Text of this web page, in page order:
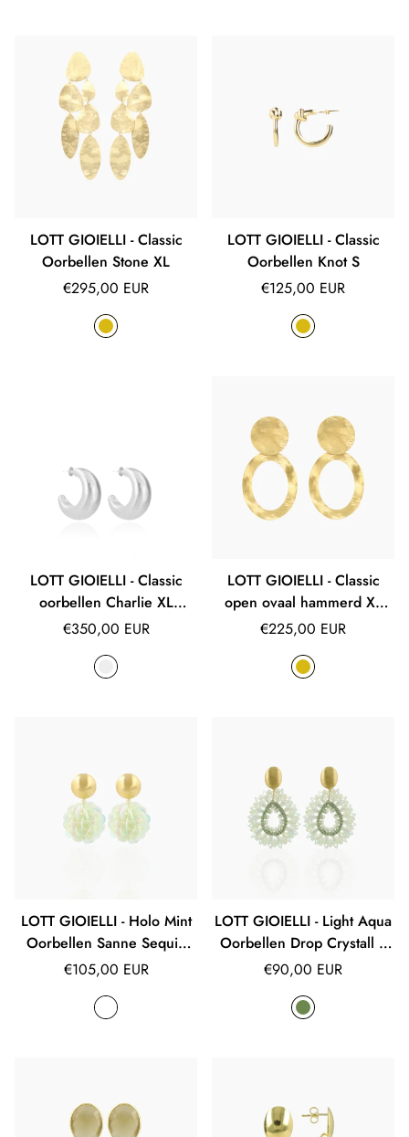
LOTT GIOIELLI - Classic
Oorbellen Stone XL
Normale
€295,00 EUR
LOTT GIOIELLI - Classic
Oorbellen Knot S
Normale
€125,00 EUR
LOTT GIOIELLI - Classic
oorbellen Charlie XL
Brushed
Normale
€350,00 EUR
LOTT GIOIELLI - Classic
open ovaal hammerd XL
oorbellen
Normale
€225,00 EUR
LOTT GIOIELLI - Holo Mint
Oorbellen Sanne Sequin
Globe S
Normale
€105,00 EUR
LOTT GIOIELLI - Light Aqua
Oorbellen Drop Crystall S
w/ Sequins Robin
Normale
€90,00 EUR